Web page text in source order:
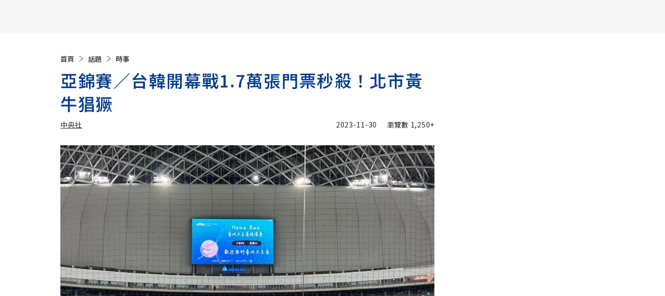
首頁 話題 時事
亞錦賽／台韓開幕戰1.7萬張門票秒殺！北市黃
牛猖獗
中央社
中央社 加入追蹤
2023-11-30 瀏覽數 1,250+